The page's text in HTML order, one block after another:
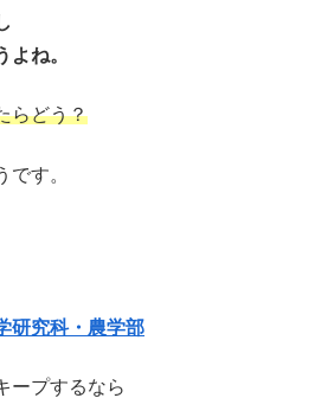
ね。
らどう？
です。
研究科・農学部
ープするなら